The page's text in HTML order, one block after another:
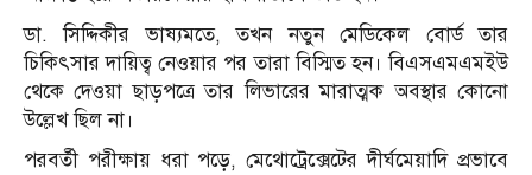
ডা. সিদ্দিকীর ভাষ্যমতে, তখন নতুন মেডিকেল বোর্ড তার
চিকিৎসার দায়িত্ব নেওয়ার পর তারা বিস্মিত হন। বিএসএমএমইউ
থেকে দেওয়া ছাড়পত্রে তার লিভারের মারাত্মক অবস্থার কোনো
উল্লেখ ছিল না।
পরবর্তী পরীক্ষায় ধরা পড়ে, মেথোট্রেক্সেটের দীর্ঘমেয়াদি প্রভাবে